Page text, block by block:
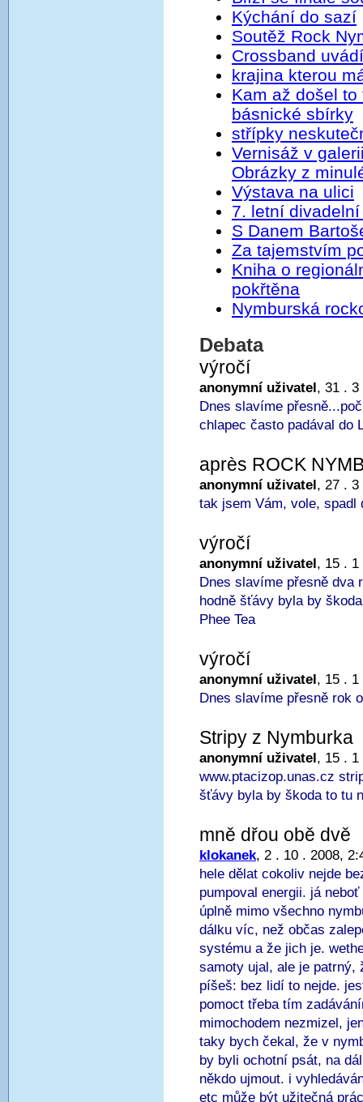
Kýchání do sazí
Soutěž Rock
Crossband
krajina kterou
Kam až došel
básnické sbírky
střípky
Vernisáž v
Obrázky z
Výstava na ulici
7. letní
S Danem
Za tajemstvím
Kniha o
pokřtěna
Nymburská
Debata
výročí
anonymní uživatel, 31 . 3
Dnes slavíme
chlapec často padával do
après ROCK
anonymní uživatel, 27 . 3
tak jsem Vám, vole, spadl
výročí
anonymní uživatel, 15 . 1
Dnes slavíme přesně dva
hodně šťávy byla by
Phee Tea
výročí
anonymní uživatel, 15 . 1
Dnes slavíme přesně rok
Stripy z Nymburka
anonymní uživatel, 15 . 1
www.ptacizop.unas.cz
šťávy byla by škoda to tu
mně dřou obě dvě
klokanek, 2 . 10 . 2008,
hele dělat cokoliv nejde
pumpoval energii. já
úplně mimo všechno
dálku víc, než občas
systému a že jich je.
samoty ujal, ale je
píšeš: bez lidí to nejde.
pomoct třeba tím
mimochodem nezmizel,
taky bych čekal, že v
by byli ochotní psát, na
někdo ujmout. i
etc může být užitečná